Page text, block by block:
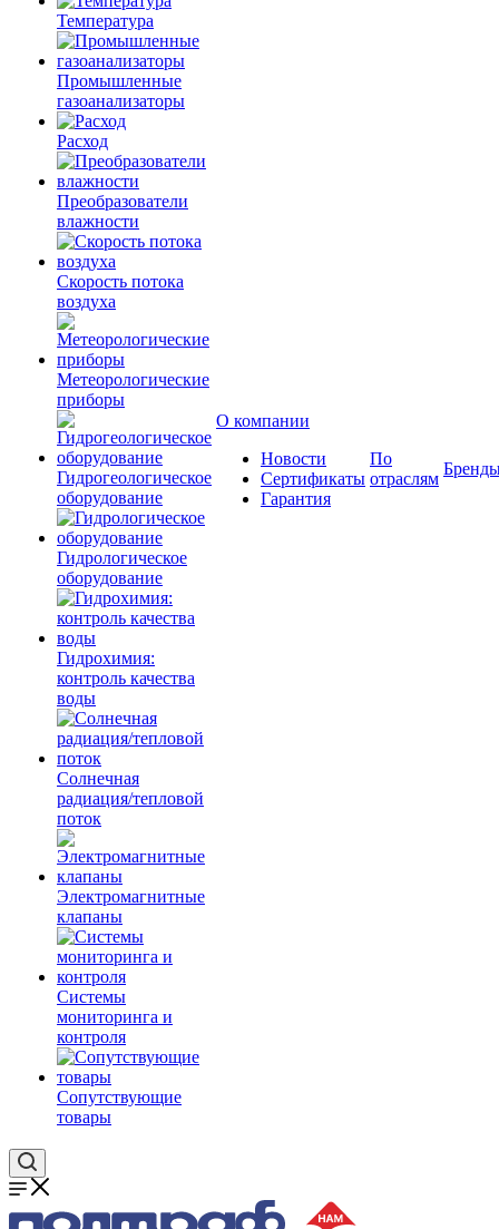
Температура
Промышленные
газоанализаторы
Расход
Преобразователи
влажности
Скорость потока
воздуха
Метеорологические
приборы
Гидрогеологическое
оборудование
Гидрологическое
оборудование
Гидрохимия:
контроль качества
воды
Солнечная
радиация/тепловой
поток
Электромагнитные
клапаны
Системы
мониторинга и
контроля
Сопутствующие
товары
О компании
Новости
Сертификаты
Гарантия
По
отраслям